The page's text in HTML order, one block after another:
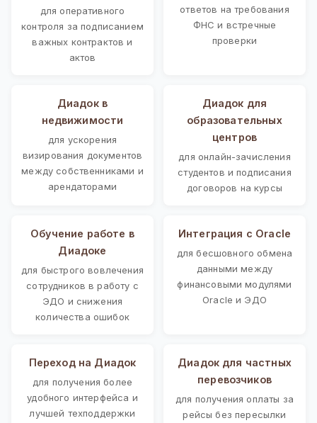
для оперативного
контроля за подписанием
важных контрактов и
актов
ответов на требования
ФНС и встречные
проверки
Диадок в
недвижимости
для ускорения
визирования документов
между собственниками и
арендаторами
Диадок для
образовательных
центров
для онлайн-зачисления
студентов и подписания
договоров на курсы
Обучение работе в
Диадоке
для быстрого вовлечения
сотрудников в работу с
ЭДО и снижения
количества ошибок
Интеграция с Oracle
для бесшовного обмена
данными между
финансовыми модулями
Oracle и ЭДО
Переход на Диадок
для получения более
удобного интерфейса и
лучшей техподдержки
Диадок для частных
перевозчиков
для получения оплаты за
рейсы без пересылки